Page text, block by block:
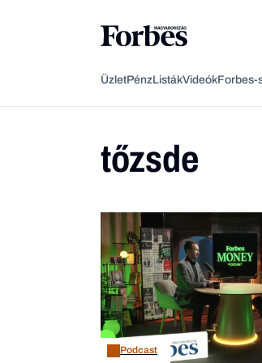
ÜzletPénzListákVideókForbes-
tőzsde
Podcast